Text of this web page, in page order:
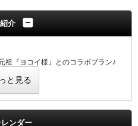
介
祖『ヨコイ様』とのコラボプラン♪
なプランです。
と見る
ンダー